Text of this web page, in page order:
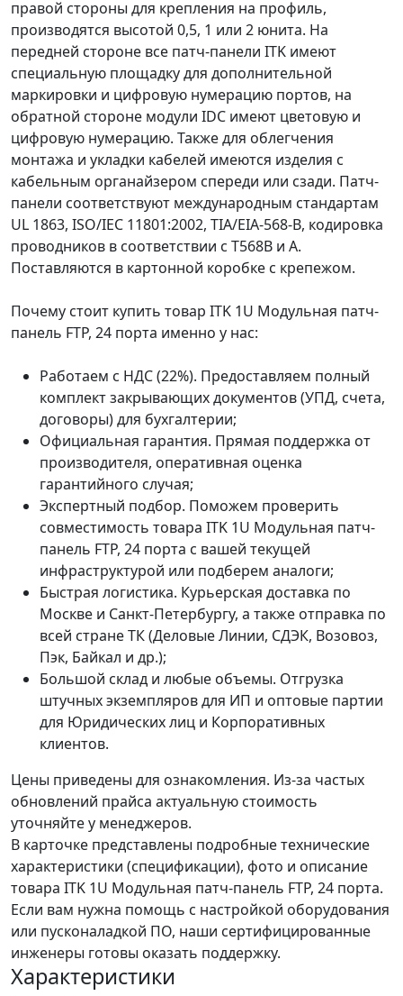
правой стороны для крепления на профиль,
производятся высотой 0,5, 1 или 2 юнита. На
передней стороне все патч-панели ITK имеют
специальную площадку для дополнительной
маркировки и цифровую нумерацию портов, на
обратной стороне модули IDC имеют цветовую и
цифровую нумерацию. Также для облегчения
монтажа и укладки кабелей имеются изделия с
кабельным органайзером спереди или сзади. Патч-
панели соответствуют международным стандартам
UL 1863, ISO/IEC 11801:2002, TIA/EIA-568-B, кодировка
проводников в соответствии с T568B и A.
Поставляются в картонной коробке с крепежом.
Почему стоит купить товар ITK 1U Модульная патч-
панель FTP, 24 порта именно у нас:
Работаем с НДС (22%). Предоставляем полный
комплект закрывающих документов (УПД, счета,
договоры) для бухгалтерии;
Официальная гарантия. Прямая поддержка от
производителя, оперативная оценка
гарантийного случая;
Экспертный подбор. Поможем проверить
совместимость товара ITK 1U Модульная патч-
панель FTP, 24 порта с вашей текущей
инфраструктурой или подберем аналоги;
Быстрая логистика. Курьерская доставка по
Москве и Санкт-Петербургу, а также отправка по
всей стране ТК (Деловые Линии, СДЭК, Возовоз,
Пэк, Байкал и др.);
Большой склад и любые объемы. Отгрузка
штучных экземпляров для ИП и оптовые партии
для Юридических лиц и Корпоративных
клиентов.
Цены приведены для ознакомления. Из‑за частых
обновлений прайса актуальную стоимость
уточняйте у менеджеров.
В карточке представлены подробные технические
характеристики (спецификации), фото и описание
товара ITK 1U Модульная патч-панель FTP, 24 порта.
Если вам нужна помощь с настройкой оборудования
или пусконаладкой ПО, наши сертифицированные
инженеры готовы оказать поддержку.
Характеристики